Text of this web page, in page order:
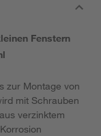
Fenstern
zur Montage von
mit Schrauben
verzinktem